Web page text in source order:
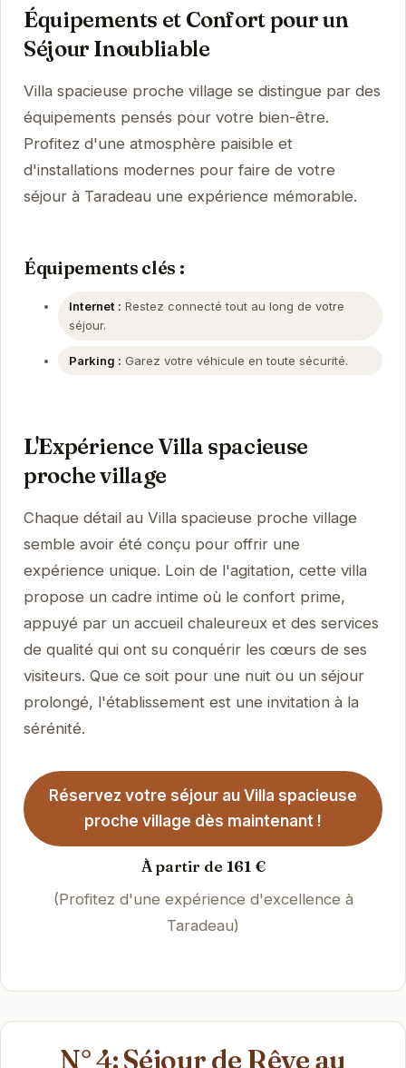
Équipements et Confort pour un
Séjour Inoubliable
Villa spacieuse proche village se distingue par des
équipements pensés pour votre bien-être.
Profitez d'une atmosphère paisible et
d'installations modernes pour faire de votre
séjour à Taradeau une expérience mémorable.
Équipements clés :
Internet : Restez connecté tout au long de votre
séjour.
Parking : Garez votre véhicule en toute sécurité.
L'Expérience Villa spacieuse
proche village
Chaque détail au Villa spacieuse proche village
semble avoir été conçu pour offrir une
expérience unique. Loin de l'agitation, cette villa
propose un cadre intime où le confort prime,
appuyé par un accueil chaleureux et des services
de qualité qui ont su conquérir les cœurs de ses
visiteurs. Que ce soit pour une nuit ou un séjour
prolongé, l'établissement est une invitation à la
sérénité.
Réservez votre séjour au Villa spacieuse
proche village dès maintenant !
À partir de 161 €
(Profitez d'une expérience d'excellence à
Taradeau)
N° 4: Séjour de Rêve au